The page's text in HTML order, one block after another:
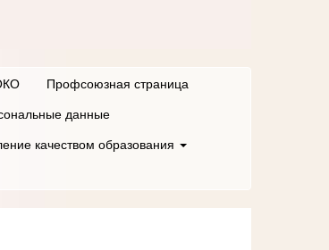
Профсоюзная страница
данные
качеством образования